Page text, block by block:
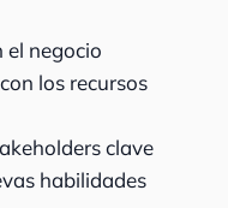
el negocio
los recursos
clave
habilidades